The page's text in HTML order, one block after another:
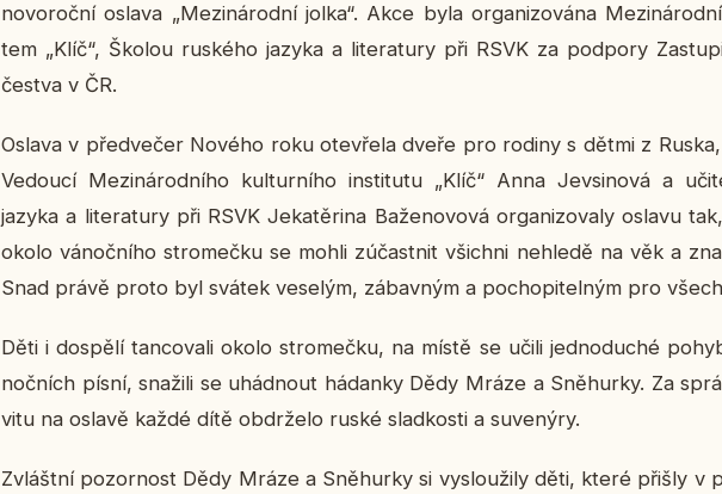
no­vo­roč­ní oslava „Me­zi­ná­rod­ní jolka“. Akce byla or­ga­ni­zo­vá­na
tem „Klíč“, Školou rus­ké­ho jazyka a li­te­ra­tu­ry při RSVK za pod­po­ry
čestva v ČR.
Oslava v před­ve­čer Nového roku ote­vře­la dveře pro rodiny s dětmi z
Ve­dou­cí Me­zi­ná­rod­ní­ho kul­tur­ní­ho in­sti­tu­tu „Klíč“ Anna Jev­si­no­vá a
jazyka a li­te­ra­tu­ry při RSVK Je­ka­těri­na Ba­že­no­vo­vá or­ga­ni­zo­va­ly oslavu
okolo vá­noč­ní­ho stro­meč­ku se mohli zú­čast­nit všich­ni ne­hle­dě na věk a
Snad právě proto byl svátek ve­se­lým, zá­bav­ným a po­cho­pi­tel­ným pro
Děti i do­spě­lí tan­co­va­li okolo stro­meč­ku, na místě se učili jed­no­du­ché
noč­ních písní, sna­ži­li se uhád­nout há­dan­ky Dědy Mráze a Sně­hur­ky. Za
vi­tu na oslavě každé dítě ob­dr­že­lo ruské slad­kos­ti a su­ve­ný­ry.
Zvlášt­ní po­zor­nost Dědy Mráze a Sně­hur­ky si vy­slou­ži­ly děti, které přišly v